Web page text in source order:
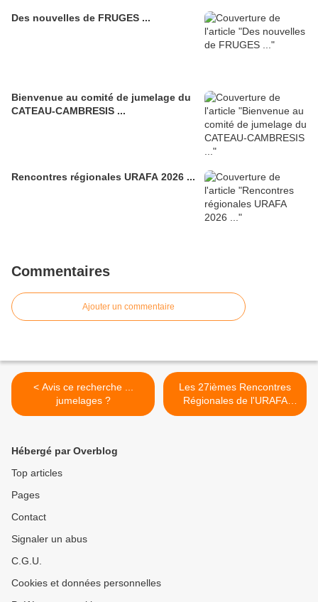
Des nouvelles de FRUGES ...
Bienvenue au comité de jumelage du
CATEAU-CAMBRESIS ...
Rencontres régionales URAFA 2026 ...
Commentaires
Ajouter un commentaire
< Avis ce recherche ...
jumelages ?
Les 27ièmes Rencontres
Régionales de l'URAFA
Hauts-de-France à Bailleul -
Hébergé par Overblog
Top articles
Pages
Contact
Signaler un abus
C.G.U.
Cookies et données personnelles